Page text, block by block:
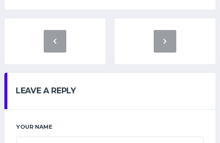
LEAVE A REPLY
YOUR NAME